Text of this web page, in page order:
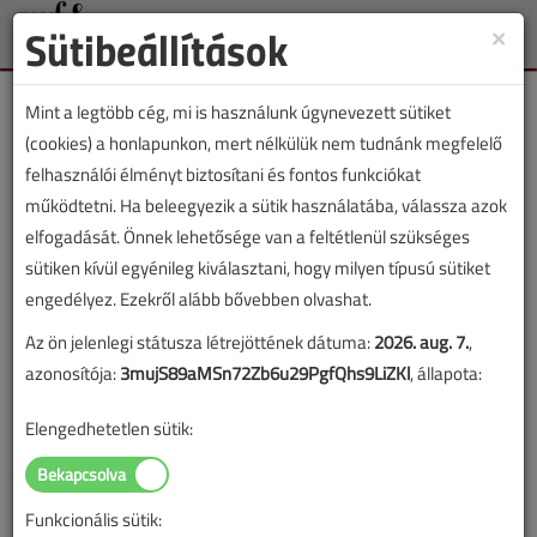
Toggle
Lapszám:
TARTALOM
HKL Klímatechnika
Ötezer forint a
kreditpontokért
2016/7-8. lapszám
×
Sütibeállítások
Mint a legtöbb cég, mi is használunk úgynevezett sütiket
(cookies) a honlapunkon, mert nélkülük nem tudnánk megfelelő
felhasználói élményt biztosítani és fontos funkciókat
működtetni. Ha beleegyezik a sütik használatába, válassza azok
elfogadását. Önnek lehetősége van a feltétlenül szükséges
sütiken kívül egyénileg kiválasztani, hogy milyen típusú sütiket
engedélyez. Ezekről alább bővebben olvashat.
Az ön jelenlegi státusza létrejöttének dátuma:2026. aug. 7.,
azonosítója:3mujS89aMSn72Zb6u29PgfQhs9LiZKl, állapota:
Elengedhetetlen sütik:
Funkcionális sütik: